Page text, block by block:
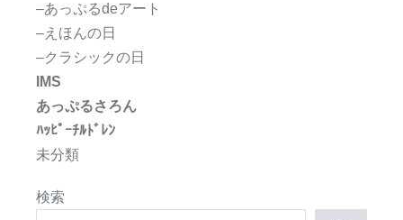
–あっぷるdeアート
–えほんの日
–クラシックの日
IMS
あっぷるさろん
ﾊｯﾋﾟｰﾁﾙﾄﾞﾚﾝ
未分類
検索